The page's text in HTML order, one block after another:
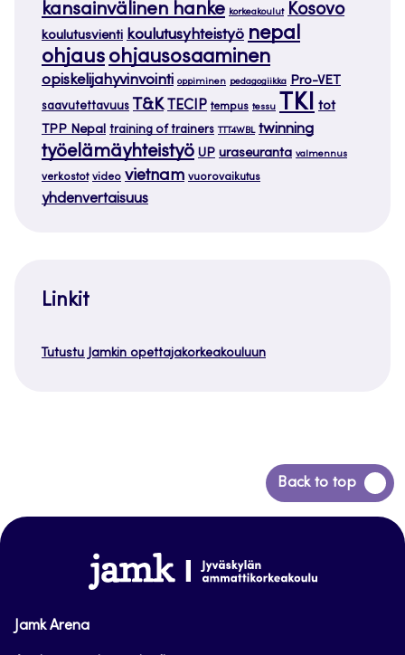
kansainvälinen hanke korkeakoulut Kosovo
koulutusvienti koulutusyhteistyö nepal
ohjaus ohjausosaaminen
opiskelijahyvinvointi oppiminen pedagogiikka Pro-VET
saavutettavuus T&K TECIP tempus tessu TKI tot
TPP Nepal training of trainers TTT4WBL twinning
työelämäyhteistyö UP uraseuranta valmennus
verkostot video vietnam vuorovaikutus
yhdenvertaisuus
Linkit
Tutustu Jamkin opettajakorkeakouluun
Back to top
Siirry
takaisin
www.jamk.fi
Jamk Arena